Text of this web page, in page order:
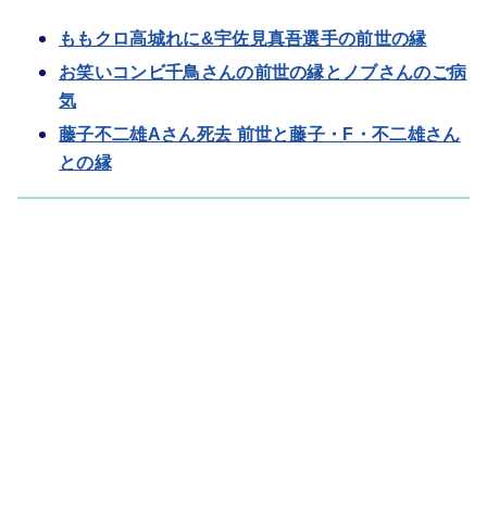
ももクロ高城れに&宇佐見真吾選手の前世の縁
お笑いコンビ千鳥さんの前世の縁とノブさんのご病
気
藤子不二雄Aさん死去 前世と藤子・F・不二雄さん
との縁